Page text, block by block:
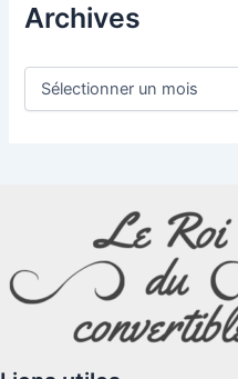
Archives
A